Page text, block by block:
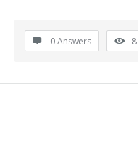
0 Answers 8